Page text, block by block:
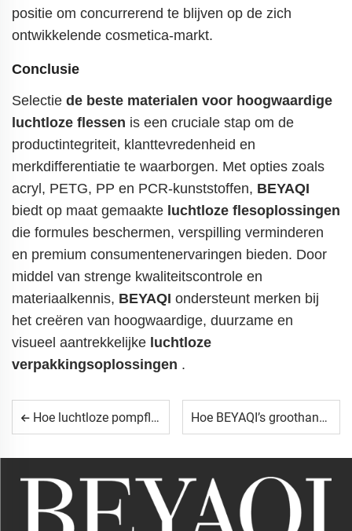
positie om concurrerend te blijven op de zich
ontwikkelende cosmetica-markt.
Conclusie
Selectie de beste materialen voor hoogwaardige
luchtloze flessen is een cruciale stap om de
productintegriteit, klanttevredenheid en
merkdifferentiatie te waarborgen. Met opties zoals
acryl, PETG, PP en PCR-kunststoffen, BEYAQI
biedt op maat gemaakte luchtloze flesoplossingen
die formules beschermen, verspilling verminderen
en premium consumentenervaringen bieden. Door
middel van strenge kwaliteitscontrole en
materiaalkennis, BEYAQI ondersteunt merken bij
het creëren van hoogwaardige, duurzame en
visueel aantrekkelijke luchtloze
verpakkingsoplossingen .
Hoe luchtloze pompflessen de dosering van foundation verbeteren Hoe BEYAQI’s groothandelsorders merken helpen kosten te verlagen